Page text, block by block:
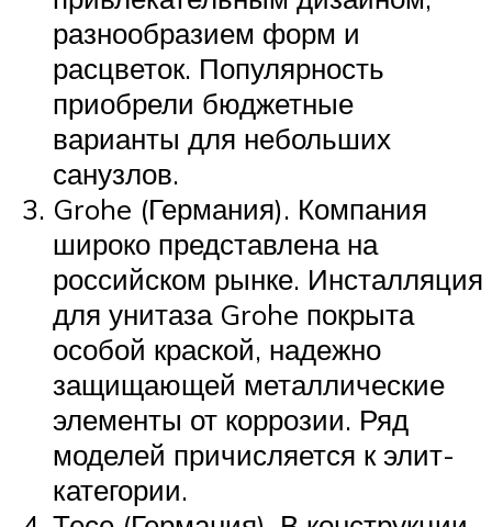
разнообразием форм и
расцветок. Популярность
приобрели бюджетные
варианты для небольших
санузлов.
Grohe (Германия). Компания
широко представлена на
российском рынке. Инсталляция
для унитаза Grohe покрыта
особой краской, надежно
защищающей металлические
элементы от коррозии. Ряд
моделей причисляется к элит-
категории.